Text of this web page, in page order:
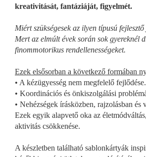
kreativitását, fantáziáját, figyelmét.
Miért szükségesek az ilyen típusú
Mert az elmúlt évek során sok gyereknél
finommotorikus rendellenességeket.
Ezek elsősorban a következő formában
• A kézügyesség nem megfelelő fejlődése.
• Koordinációs és önkiszolgálási
• Nehézségek írásközben, rajzolásban és
Ezek egyik alapvető oka az
aktivitás csökkenése.
A készletben található sablonkártyák